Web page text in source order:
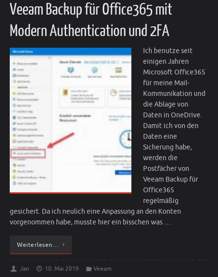
Veeam Backup für Office365 mit
Modern Authentication und 2FA
Ich benutze seit
einigen Jahren
Microsoft Office365
für meine Mail-
Kommunikation und
die Ablage von
Daten in OneDrive.
Damit ich von den
Daten eine
Sicherung habe,
werden die
Postfächer von
Veeam Backup für
Office365
regelmäßig
gesichert. Da ich neulich eine Anpassung an den Konten
vorgenommen habe, musste hier ein bisschen was …
Weiterlesen…
Jan 10. Mai 2019
Veeam